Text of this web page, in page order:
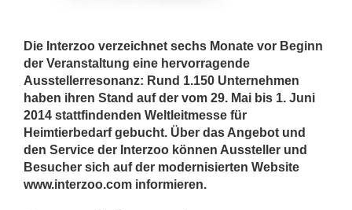
Die Interzoo verzeichnet sechs Monate vor Beginn
der Veranstaltung eine hervorragende
Ausstellerresonanz: Rund 1.150 Unternehmen
haben ihren Stand auf der vom 29. Mai bis 1. Juni
2014 stattfindenden Weltleitmesse für
Heimtierbedarf gebucht. Über das Angebot und
den Service der Interzoo können Aussteller und
Besucher sich auf der modernisierten Website
www.interzoo.com informieren.